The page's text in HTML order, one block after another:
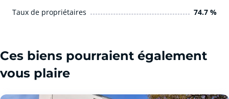
Taux de propriétaires
74.7 %
Ces biens pourraient également
vous plaire